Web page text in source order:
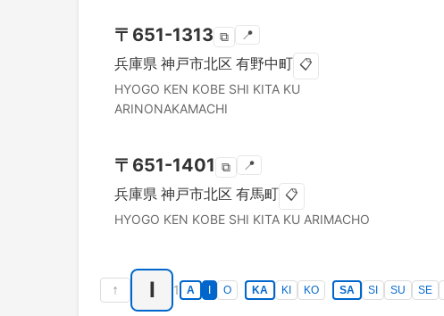
〒 651-1313 ⧉ 📍
兵庫県 神戸市北区 有野中町 📋
HYOGO KEN KOBE SHI KITA KU
ARINONAKAMACHI
〒 651-1401 ⧉ 📍
兵庫県 神戸市北区 有馬町 📋
HYOGO KEN KOBE SHI KITA KU ARIMACHO
↑ I 1 A O KA KI KO SA SI SU SE